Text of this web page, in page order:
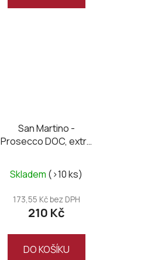
San Martino -
Prosecco DOC, extra
Skladem (>10 ks)
173,55 Kč bez DPH
210 Kč
DO KOŠÍKU